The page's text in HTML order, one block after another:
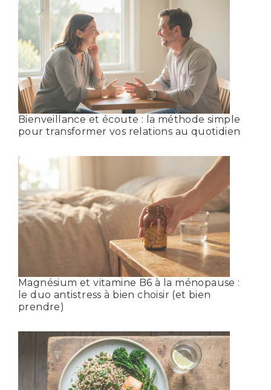
Bienveillance et écoute : la méthode simple
pour transformer vos relations au quotidien
Magnésium et vitamine B6 à la ménopause :
le duo antistress à bien choisir (et bien
prendre)